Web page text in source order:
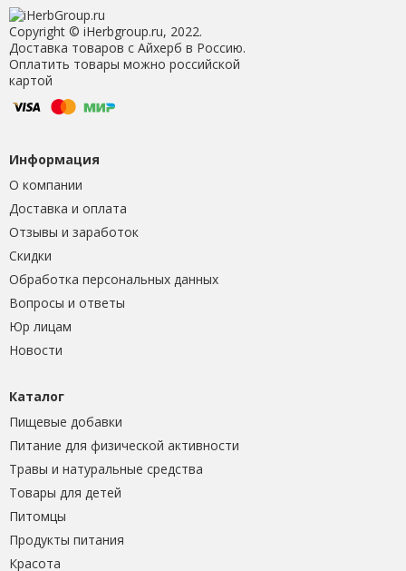
Copyright © iHerbgroup.ru, 2022.
Доставка товаров с Айхерб в Россию.
Оплатить товары можно российской
картой
Информация
О компании
Доставка и оплата
Отзывы и заработок
Скидки
Обработка персональных данных
Вопросы и ответы
Юр лицам
Новости
Каталог
Пищевые добавки
Питание для физической активности
Травы и натуральные средства
Товары для детей
Питомцы
Продукты питания
Красота